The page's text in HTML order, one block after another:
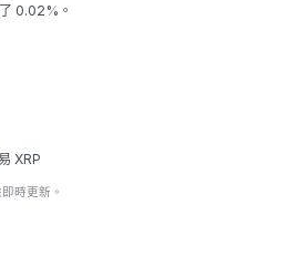
0.02%。
XRP
時更新。